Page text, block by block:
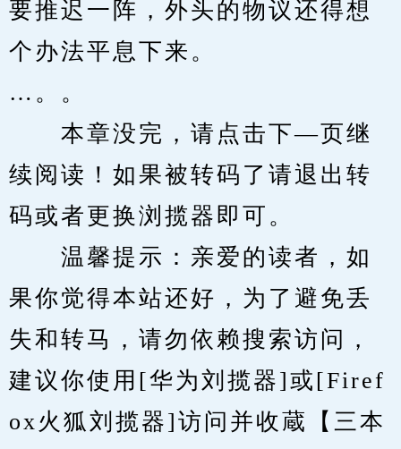
要推迟一阵，外头的物议还得想
个办法平息下来。
…。。
本章没完，请点击下—页继
续阅读！如果被转码了请退出转
码或者更换浏揽器即可。
温馨提示：亲爱的读者，如
果你觉得本站还好，为了避免丢
失和转马，请勿依赖搜索访问，
建议你使用[华为刘揽器]或[Firef
ox火狐刘揽器]访问并收蔵【三本